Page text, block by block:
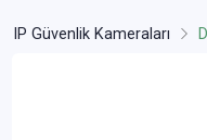
IP Güvenlik Kameraları